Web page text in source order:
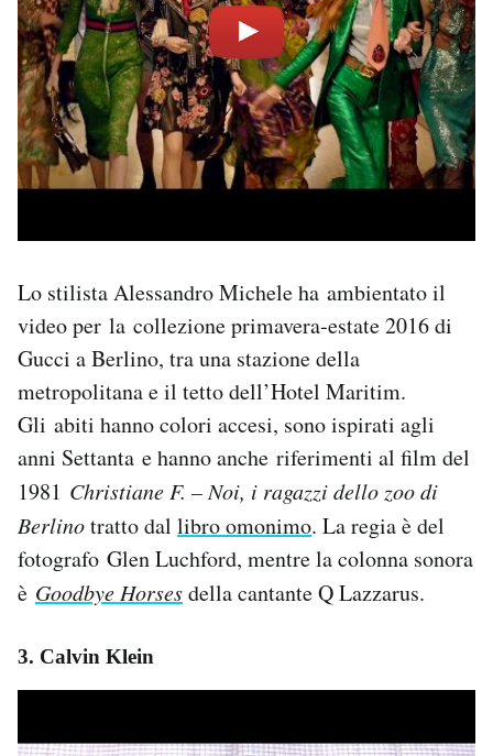
Lo stilista Alessandro Michele ha ambientato il
video per la collezione primavera-estate 2016 di
Gucci a Berlino, tra una stazione della
metropolitana e il tetto dell’Hotel Maritim.
Gli abiti hanno colori accesi, sono ispirati agli
anni Settanta e hanno anche riferimenti al film del
1981 Christiane F. – Noi, i ragazzi dello zoo di
Berlinotratto dal libro omonimo. La regia è del
fotografo Glen Luchford, mentre la colonna sonora
è Goodbye Horsesdella cantante Q Lazzarus.
3. Calvin Klein